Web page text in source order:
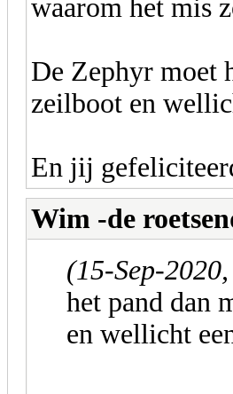
waarom het mis
De Zephyr moet
zeilboot en
En jij
Wim -de
(15-Sep-
het pand dan
en wellicht